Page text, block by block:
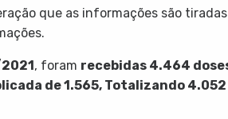
que as informações são
, foram recebidas 4.464
de 1.565, Totalizando